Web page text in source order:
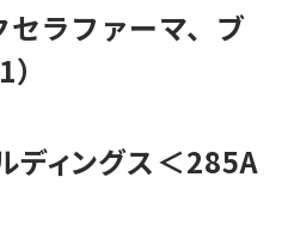
セラファーマ、ブ
ディングス＜285A